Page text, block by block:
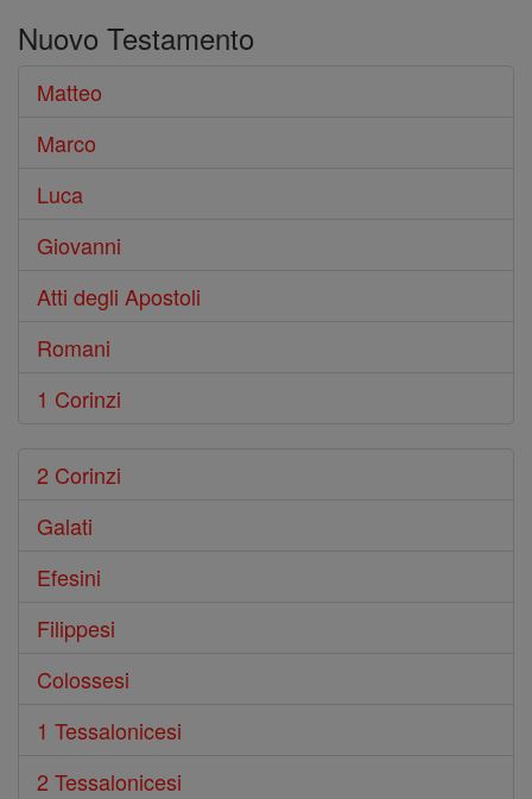
Bibbia
Nuovo Testamento
Matteo
Marco
Luca
Giovanni
Atti degli Apostoli
Romani
1 Corinzi
2 Corinzi
Galati
Efesini
Filippesi
Colossesi
1 Tessalonicesi
2 Tessalonicesi